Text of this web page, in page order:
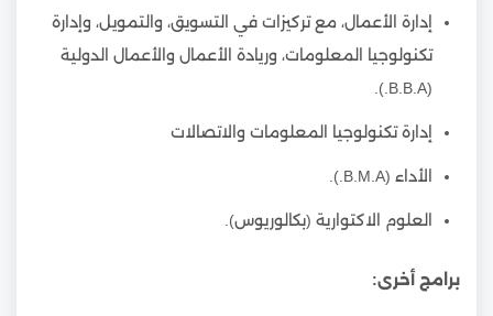
إدارة الأعمال، مع تركيزات في التسويق، والتمويل، وإدارة
تكنولوجيا المعلومات، وريادة الأعمال والأعمال الدولية
(B.B.A.).
إدارة تكنولوجيا المعلومات والاتصالات
الأداء (B.M.A.).
العلوم الاكتوارية (بكالوريوس).
برامج أخرى: